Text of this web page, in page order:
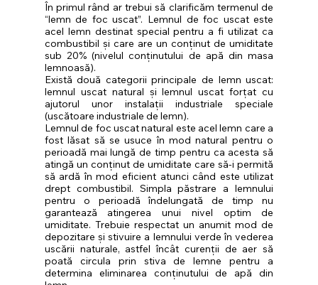
În primul rând ar trebui să clarificăm termenul de
“lemn de foc uscat”. Lemnul de foc uscat este
acel lemn destinat special pentru a fi utilizat ca
combustibil și care are un conținut de umiditate
sub 20% (nivelul conținutului de apă din masa
lemnoasă).
Există două categorii principale de lemn uscat:
lemnul uscat natural și lemnul uscat forțat cu
ajutorul unor instalații industriale speciale
(uscătoare industriale de lemn).
Lemnul de foc uscat natural este acel lemn care a
fost lăsat să se usuce în mod natural pentru o
perioadă mai lungă de timp pentru ca acesta să
atingă un conținut de umiditate care să-i permită
să ardă în mod eficient atunci când este utilizat
drept combustibil. Simpla păstrare a lemnului
pentru o perioadă îndelungată de timp nu
garantează atingerea unui nivel optim de
umiditate. Trebuie respectat un anumit mod de
depozitare și stivuire a lemnului verde în vederea
uscării naturale, astfel încât curenții de aer să
poată circula prin stiva de lemne pentru a
determina eliminarea conținutului de apă din